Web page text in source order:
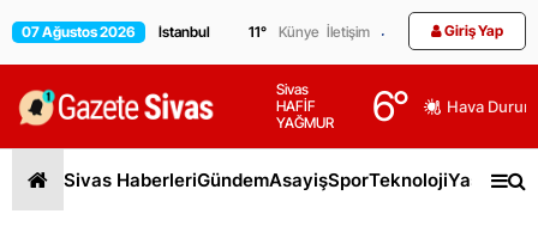
07 Ağustos 2026 11° Künye İletişim Giriş Yap
Sivas
HAFİF
YAĞMUR
6° Hava
Sivas HaberleriGündemAsayişSporTeknolojiYaşam